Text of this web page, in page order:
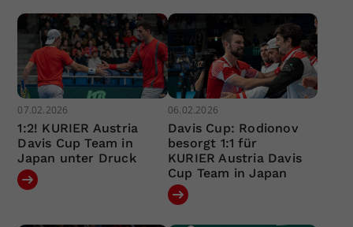
07.02.2026
1:2! KURIER Austria
Davis Cup Team in
Japan unter Druck
06.02.2026
Davis Cup: Rodionov
besorgt 1:1 für
KURIER Austria Davis
Cup Team in Japan